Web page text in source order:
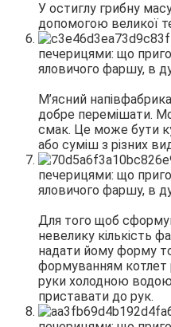
У остиглу грибну
допомогою великої
М’ясний
добре перемішати.
смак. Це може бути
або суміш з різних
Для того щоб
невелику кількість
надати йому форму
формуванням котлет
руки холодною
приставати до рук.